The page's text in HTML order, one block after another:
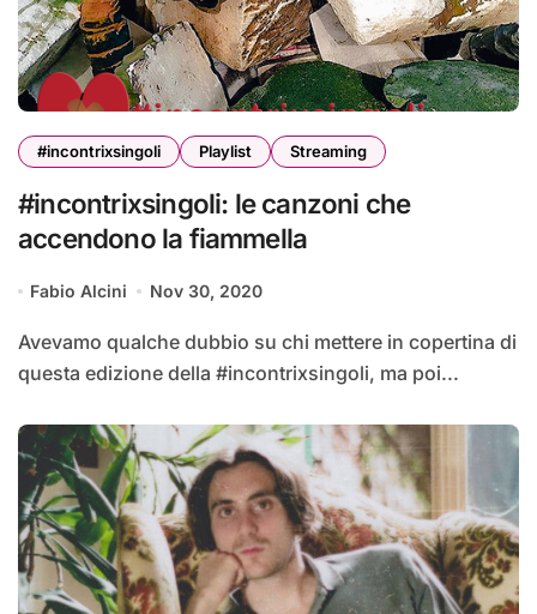
#incontrixsingoli Playlist Streaming
#incontrixsingoli: le canzoni che
accendono la fiammella
Fabio Alcini Nov 30, 2020
Avevamo qualche dubbio su chi mettere in copertina di
questa edizione della #incontrixsingoli, ma poi...